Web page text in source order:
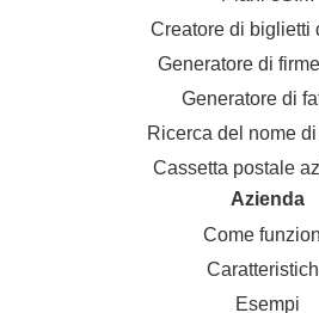
Creatore di biglietti
Generatore di
Generatore di
Ricerca del nome
Cassetta postale
Azienda
Come
Esempi